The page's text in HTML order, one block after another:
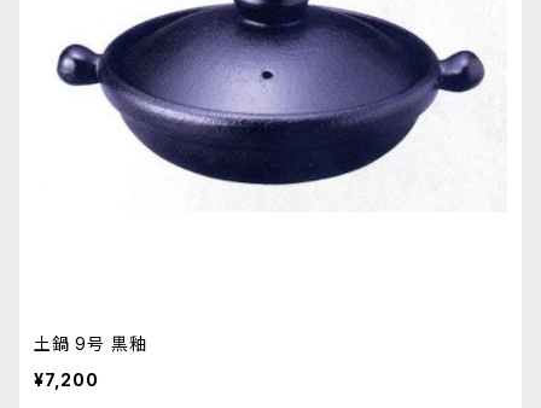
土鍋 9号 黒釉
¥7,200